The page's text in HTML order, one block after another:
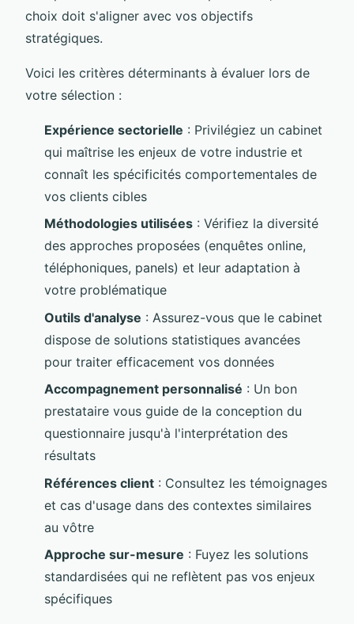
choix doit s'aligner avec vos objectifs
stratégiques.
Voici les critères déterminants à évaluer lors de
votre sélection :
Expérience sectorielle : Privilégiez un cabinet
qui maîtrise les enjeux de votre industrie et
connaît les spécificités comportementales de
vos clients cibles
Méthodologies utilisées : Vérifiez la diversité
des approches proposées (enquêtes online,
téléphoniques, panels) et leur adaptation à
votre problématique
Outils d'analyse : Assurez-vous que le cabinet
dispose de solutions statistiques avancées
pour traiter efficacement vos données
Accompagnement personnalisé : Un bon
prestataire vous guide de la conception du
questionnaire jusqu'à l'interprétation des
résultats
Références client : Consultez les témoignages
et cas d'usage dans des contextes similaires
au vôtre
Approche sur-mesure : Fuyez les solutions
standardisées qui ne reflètent pas vos enjeux
spécifiques